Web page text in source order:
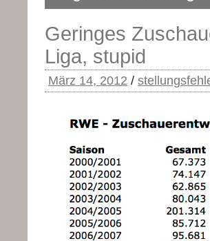
Geringes
Liga, stupid
März 14, 2012 /